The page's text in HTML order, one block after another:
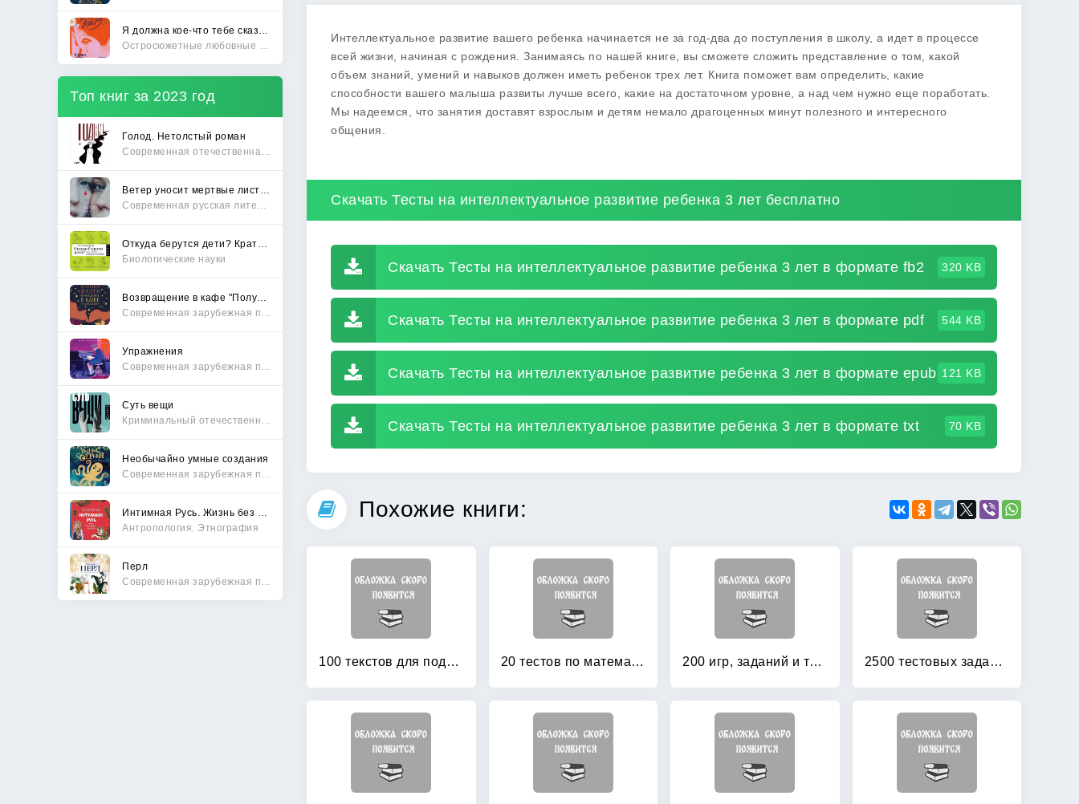
Топ книг за 2023 год
Голод. Нетолстый роман
Биологические науки
Упражнения
Суть вещи
Необычайно умные создания
Антропология. Этнография
Перл
Интеллектуальное развитие вашего ребенка начинается не за год-два до поступления в школу, а идет в процессе
всей жизни, начиная с рождения. Занимаясь по нашей книге, вы сможете сложить представление о том, какой
объем знаний, умений и навыков должен иметь ребенок трех лет. Книга поможет вам определить, какие
способности вашего малыша развиты лучше всего, какие на достаточном уровне, а над чем нужно еще поработать.
Мы надеемся, что занятия доставят взрослым и детям немало драгоценных минут полезного и интересного
общения.
Скачать Тесты на интеллектуальное развитие ребенка 3 лет бесплатно
Скачать Тесты на интеллектуальное развитие ребенка 3 лет в формате fb2 320 KB
Скачать Тесты на интеллектуальное развитие ребенка 3 лет в формате pdf 544 KB
Скачать Тесты на интеллектуальное развитие ребенка 3 лет в формате epub 121 KB
Скачать Тесты на интеллектуальное развитие ребенка 3 лет в формате txt 70 KB
Похожие книги:
100 текстов для подготовки к школе: Обучение детей чтению 20 тестов по математике: 5-6 классы. Ко всем учебникам по математике за 5-6 классы. ФГОС 200 игр, заданий и тестов для подготовки ребенка к школе 2500 тестовых заданий по математике: 1 класс